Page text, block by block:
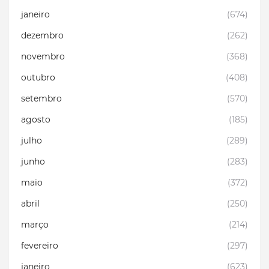
janeiro
(674)
dezembro
(262)
novembro
(368)
outubro
(408)
setembro
(570)
agosto
(185)
julho
(289)
junho
(283)
maio
(372)
abril
(250)
março
(214)
fevereiro
(297)
janeiro
(623)